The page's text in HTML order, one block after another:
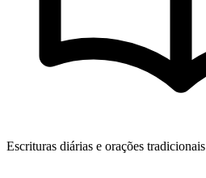
Escrituras diárias e orações tradicionais